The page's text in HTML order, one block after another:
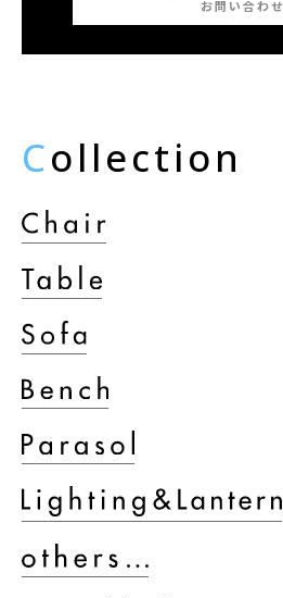
お問い合わせ
Collection